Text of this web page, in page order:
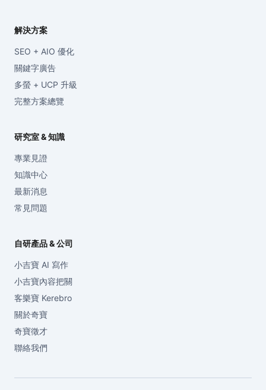
解決方案
SEO + AIO 優化
關鍵字廣告
多螢 + UCP 升級
完整方案總覽
研究室 & 知識
專業見證
知識中心
最新消息
常見問題
自研產品 & 公司
小吉寶 AI 寫作
小吉寶內容把關
客樂寶 Kerebro
關於奇寶
奇寶徵才
聯絡我們